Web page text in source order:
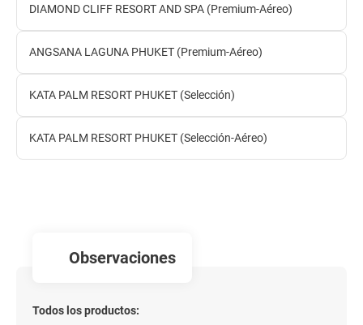
DIAMOND CLIFF RESORT AND SPA (Premium-Aéreo)
ANGSANA LAGUNA PHUKET (Premium-Aéreo)
KATA PALM RESORT PHUKET (Selección)
KATA PALM RESORT PHUKET (Selección-Aéreo)
observaciones
Todos los productos: